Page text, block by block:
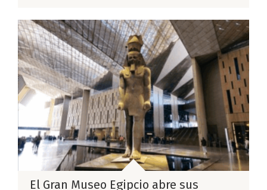
El Gran Museo Egipcio abre sus